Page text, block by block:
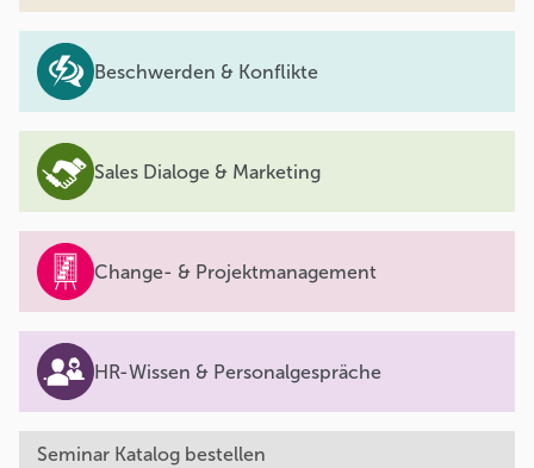
Beschwerden & Konflikte
Sales Dialoge & Marketing
Change- & Projektmanagement
HR-Wissen & Personalgespräche
Seminar Katalog bestellen